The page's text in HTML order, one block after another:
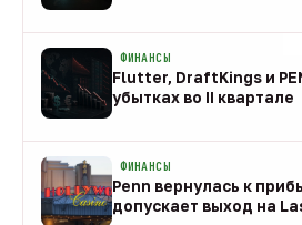
ФИНАНСЫ
Flutter, DraftKings и
убытках во II квартале
ФИНАНСЫ
Penn вернулась к
допускает выход на